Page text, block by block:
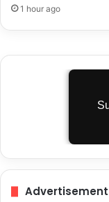
1 hour ago
Advertisement